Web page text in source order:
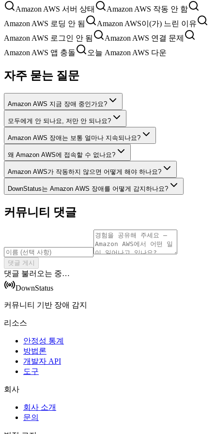
Amazon AWS 서버 상태
Amazon AWS 작동 안 함
Amazon AWS 로딩 안 됨
Amazon AWS이(가) 느린 이유
Amazon AWS 로그인 안 됨
Amazon AWS 연결 문제
Amazon AWS 앱 충돌
오늘 Amazon AWS 다운
자주 묻는 질문
Amazon AWS 지금 장애 중인가요?
모두에게 안 되나요, 저만 안 되나요?
Amazon AWS 장애는 보통 얼마나 지속되나요?
왜 Amazon AWS에 접속할 수 없나요?
Amazon AWS가 작동하지 않으면 어떻게 해야 하나요?
DownStatus는 Amazon AWS 장애를 어떻게 감지하나요?
커뮤니티 댓글
댓글 게시
댓글 불러오는 중…
DownStatus
커뮤니티 기반 장애 감지
리소스
안정성 통계
방법론
개발자 API
도구
회사
회사 소개
문의